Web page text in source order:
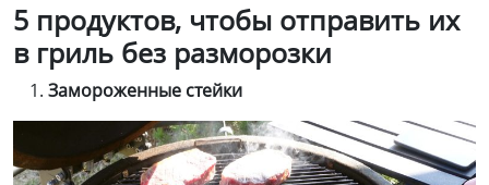
5 продуктов, чтобы отправить их
в гриль без разморозки
Замороженные стейки